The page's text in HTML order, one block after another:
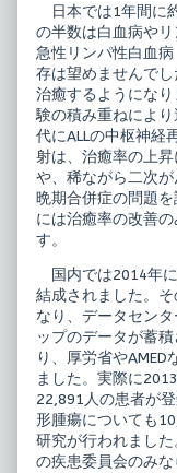
Skill
1
小
児
白
血
病
の
最
新
診
療
published
on
of
小
児
診
療
Knowledge
&
Skill
1
小
児
白
血
病
新
診
療,
日本では1年間に
の半数は白血病やリ
急性リンパ性白血
存は望めませんで
治癒するようにな
験の積み重ねによ
代にALLの中枢神経
射は、治癒率の上
や、稀ながら二次が
晩期合併症の問題
には治癒率の改善
す。
国内では2014年に
結成されました。
なり、データセン
ップのデータが蓄
り、厚労省や
ました。実際に
22,891人の患者が
形腫瘍についても
研究が行われました
の疾患委員会のみ